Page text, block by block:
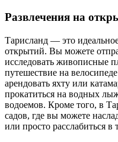
Развлечения на
Тарисланд — это
открытий. Вы можете
исследовать живописные
путешествие на
арендовать яхту или
прокатиться на водных
водоемов. Кроме того, в
садов, где вы можете
или просто расслабиться в